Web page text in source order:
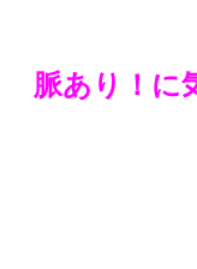
脈あり！に